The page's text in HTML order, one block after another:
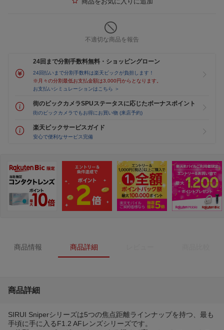
不適切な商品を報告
24回まで分割手数料無料・ショッピングローン
24回払いまで分割手数料は楽天ビックが負担します！
※月々の分割最低お支払金額は3,000円からとなります。
お支払いシミュレーションはこちら ＞
街のビックカメラSPUステータスに応じたボーナスポイント
街のビックカメラでもお得にお買い物 (来店予約)
楽天ビックサービスガイド
安心で便利なサービス完備
商品情報 商品詳細
商品詳細
SIRUI Sniperシリーズは5つの焦点距離ラインナップを持つ、最も
手頃に手に入るF1.2 AFレンズシリーズです。